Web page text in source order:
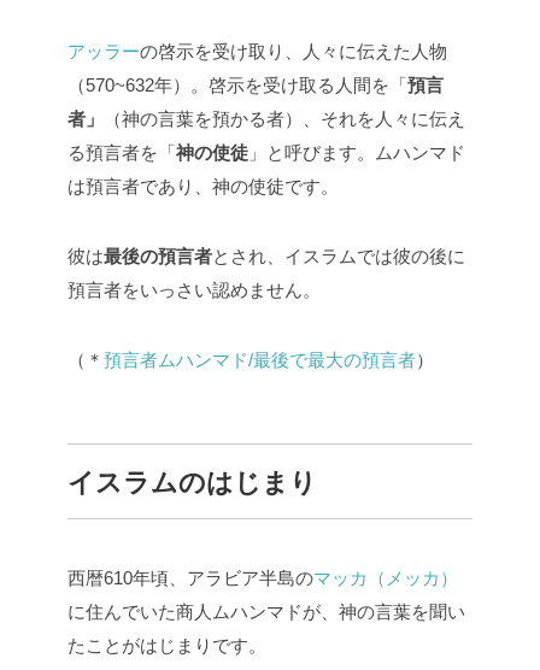
アッラーの啓示を受け取り、人々に伝えた人物
（570~632年）。啓示を受け取る人間を「預言
者」
（神の言葉を預かる者）、それを人々に伝え
る預言者を「神の使徒 」と呼びます。ムハンマド
は預言者であり、神の使徒です。
彼は最後の預言者とされ、イスラムでは彼の後に
預言者をいっさい認めません。
（＊ 預言者ムハンマド/最後で最大の預言者）
イスラムのはじまり
西暦610年頃、アラビア半島のマッカ（メッカ）
に住んでいた商人ムハンマドが、神の言葉を聞い
たことがはじまりです。